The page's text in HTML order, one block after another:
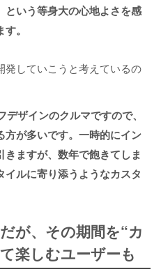
という等身大の心地よさを感
。
していこうと考えているの
ザインのクルマですので、
が多いです。一時的にイン
ますが、数年で飽きてしま
ルに寄り添うようなカスタ
が、その期間を“カ
楽しむユーザーも